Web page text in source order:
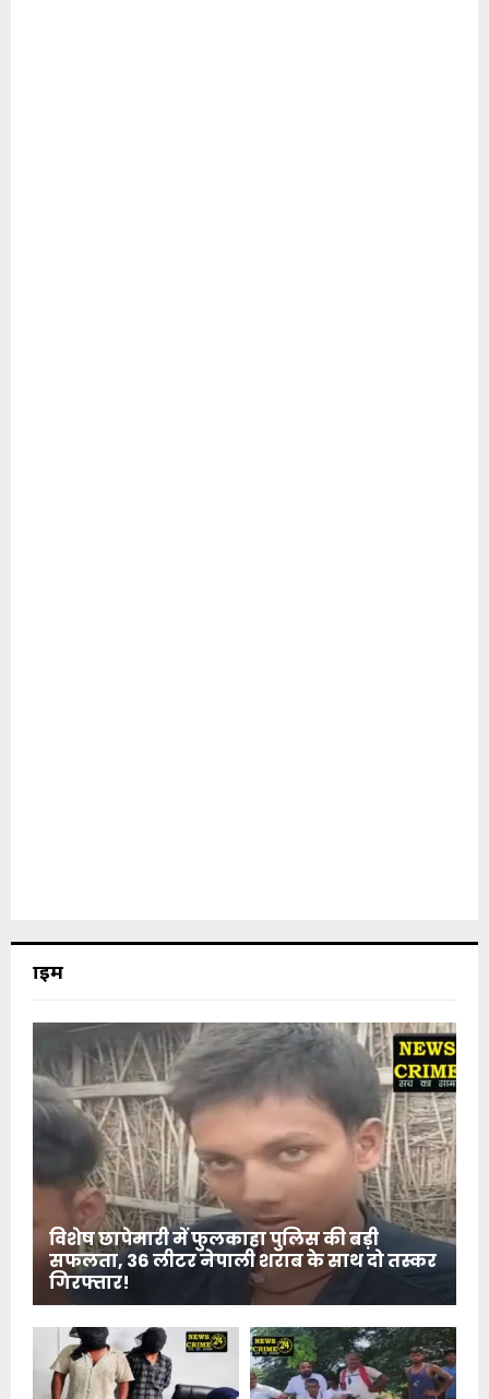
क्राइम
विशेष छापेमारी में फुलकाहा पुलिस की बड़ी
सफलता, 36 लीटर नेपाली शराब के साथ दो तस्कर
गिरफ्तार!